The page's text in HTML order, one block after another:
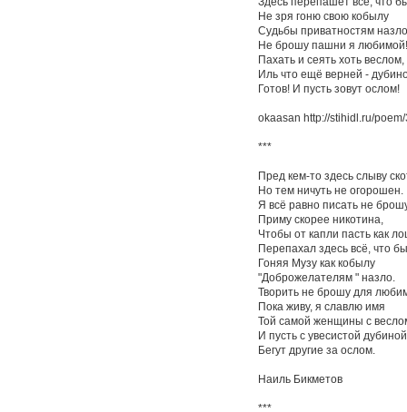
Не зря гоню свою кобылу
Судьбы приватностям
Не брошу пашни я любимой!
Пахать и сеять хоть веслом,
Иль что ещё верней -
Готов! И пусть зовут ослом!
okaasan http://stihidl.ru/
***
Пред кем-то здесь слыву
Но тем ничуть не огорошен.
Я всё равно писать не
Приму скорее никотина,
Чтобы от капли пасть как
Перепахал здесь всё, что
Гоняя Музу как кобылу
"Доброжелателям " назло.
Творить не брошу для
Пока живу, я славлю имя
Той самой женщины с
И пусть с увесистой дубиной
Бегут другие за ослом.
Наиль Бикметов
***